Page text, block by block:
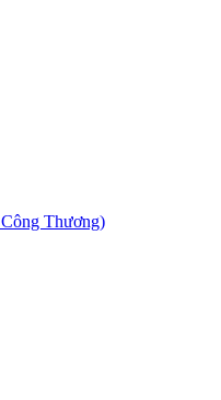
Thương)